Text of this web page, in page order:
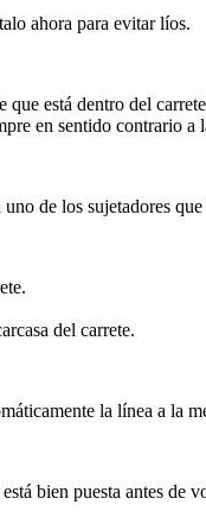
ahora para evitar líos.
está dentro del
en sentido contrario
de los sujetadores
del carrete.
la línea a la
bien puesta antes de